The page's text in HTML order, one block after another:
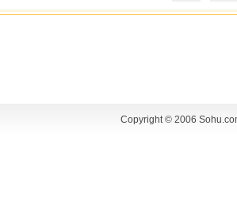
Copyright © 2006